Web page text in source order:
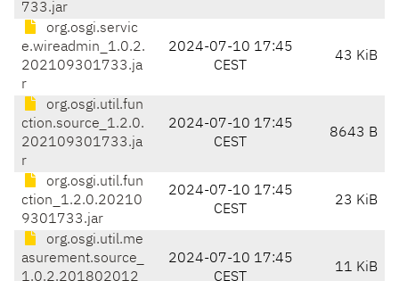
733.jar
org.osgi.servic
e.wireadmin_1.0.2.
202109301733.ja
r
2024-07-10 17:45
CEST
43 KiB
org.osgi.util.fun
ction.source_1.2.0.
202109301733.ja
r
2024-07-10 17:45
CEST
8643 B
org.osgi.util.fun
ction_1.2.0.20210
9301733.jar
2024-07-10 17:45
CEST
23 KiB
org.osgi.util.me
asurement.source_
1.0.2.201802012
2024-07-10 17:45
CEST
11 KiB